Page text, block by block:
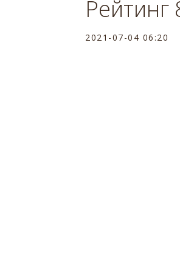
Рейтинг
2021-07-04 06:20